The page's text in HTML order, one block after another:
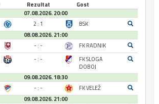
Rezultat
Gost
07.08.2026. 20:00
2 : 1
BSK
08.08.2026. 21:00
- : -
FK RADNIK
- : -
FK SLOGA
DOBOJ
09.08.2026. 18:30
- : -
FK VELEŽ
09.08.2026. 21:00